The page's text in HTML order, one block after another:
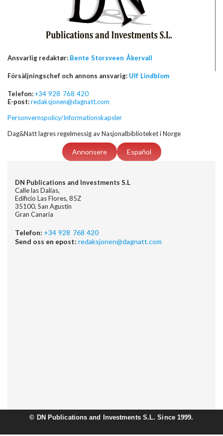
Ansvarlig redaktør: Bente Storsveen Åkervall
Försäljningschef och annons ansvarig: Ulf Lindblom
Telefon:+34 928 768 420
E-post:redaksjonen@dagnatt.com
Personvernspolicy/Informationskapsler
Dag&Natt lagres regelmessig av Nasjonalbiblioteket i Norge
Annonsere Español
DN Publications and Investments S.L
Calle las Dalias,
Edificio Las Flores, 85Z
35100, San Agustin
Gran Canaria
Telefon: +34 928 768 420
Send oss en epost: redaksjonen@dagnatt.com
© DN Publications and Investments S.L. Since 1999.